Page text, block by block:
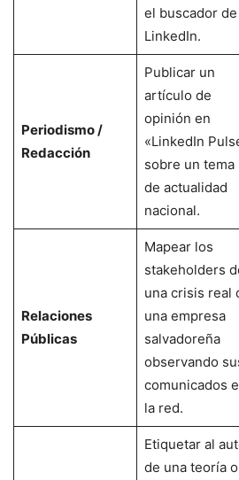
el buscador de
LinkedIn.
Periodismo /
Redacción
Publicar un
artículo de
opinión en
«LinkedIn
sobre un tema
de actualidad
nacional.
Relaciones
Públicas
Mapear los
stakeholders
una crisis real
una empresa
salvadoreña
observando
comunicados
la red.
Etiquetar al
de una teoría